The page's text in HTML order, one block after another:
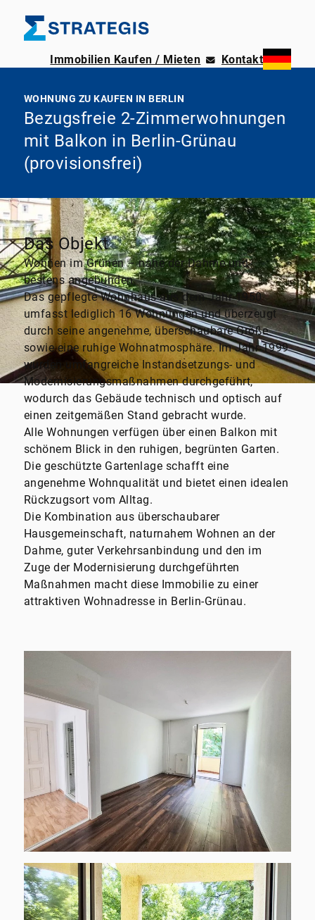
Immobilien Kaufen / Mieten Kontakt
WOHNUNG ZU KAUFEN IN BERLIN
Bezugsfreie 2-Zimmerwohnungen
mit Balkon in Berlin-Grünau
(provisionsfrei)
Das Objekt
Wohnen im Grünen – nahe der Dahme und
bestens angebunden
Das gepflegte Wohnhaus aus dem Jahr 1950
umfasst lediglich 16 Wohnungen und überzeugt
durch seine angenehme, überschaubare Größe
sowie eine ruhige Wohnatmosphäre. Im Jahr 1999
wurden umfangreiche Instandsetzungs- und
Modernisierungsmaßnahmen durchgeführt,
wodurch das Gebäude technisch und optisch auf
einen zeitgemäßen Stand gebracht wurde.
Alle Wohnungen verfügen über einen Balkon mit
schönem Blick in den ruhigen, begrünten Garten.
Die geschützte Gartenlage schafft eine
angenehme Wohnqualität und bietet einen idealen
Rückzugsort vom Alltag.
Die Kombination aus überschaubarer
Hausgemeinschaft, naturnahem Wohnen an der
Dahme, guter Verkehrsanbindung und den im
Zuge der Modernisierung durchgeführten
Maßnahmen macht diese Immobilie zu einer
attraktiven Wohnadresse in Berlin-Grünau.